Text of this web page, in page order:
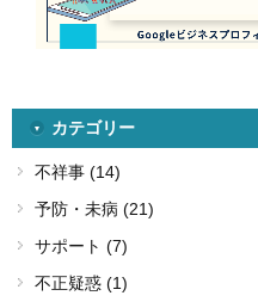
カテゴリー
不祥事 (14)
予防・未病 (21)
サポート (7)
不正疑惑 (1)